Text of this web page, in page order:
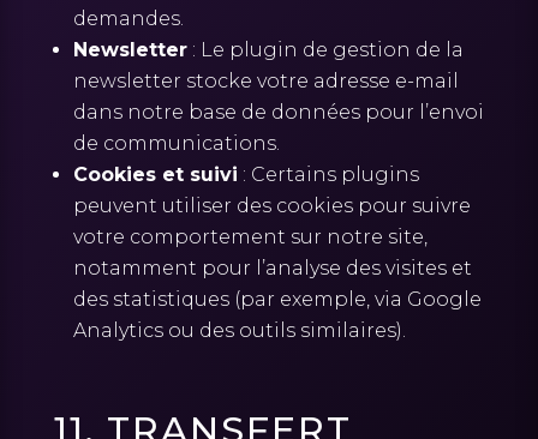
demandes.
Newsletter: Le plugin de gestion de la
newsletter stocke votre adresse e-mail
dans notre base de données pour l’envoi
de communications.
Cookies et suivi : Certains plugins
peuvent utiliser des cookies pour suivre
votre comportement sur notre site,
notamment pour l’analyse des visites et
des statistiques (par exemple, via Google
Analytics ou des outils similaires).
11. TRANSFERT